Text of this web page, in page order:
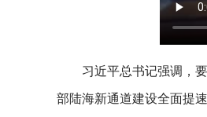
习近平总书记强调，
部陆海新通道建设全面提